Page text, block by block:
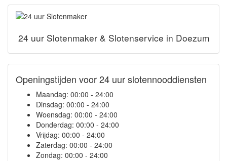
24 uur Slotenmaker & Slotenservice in Doezum
Openingstijden voor 24 uur slotennooddiensten
Maandag: 00:00 - 24:00
Dinsdag: 00:00 - 24:00
Woensdag: 00:00 - 24:00
Donderdag: 00:00 - 24:00
Vrijdag: 00:00 - 24:00
Zaterdag: 00:00 - 24:00
Zondag: 00:00 - 24:00